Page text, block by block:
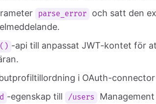
parse_error och satt den
-api till anpassat JWT-kontet för
i OAuth-
-egenskap till /users